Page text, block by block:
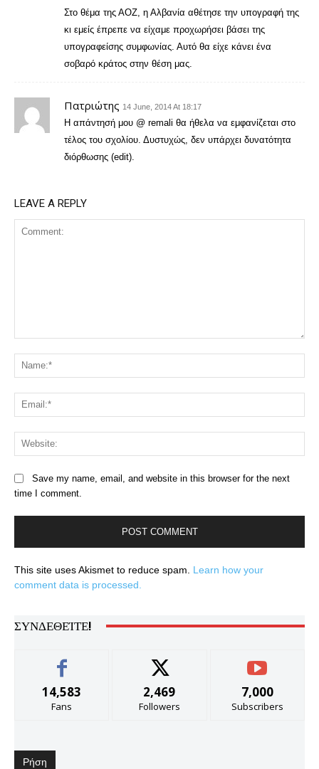
Στο θέμα της ΑΟΖ, η Αλβανία αθέτησε την υπογραφή της
κι εμείς έπρεπε να είχαμε προχωρήσει βάσει της
υπογραφείσης συμφωνίας. Αυτό θα είχε κάνει ένα
σοβαρό κράτος στην θέση μας.
Πατριώτης 14 June, 2014 At 18:17
Η απάντησή μου @ remali θα ήθελα να εμφανίζεται στο
τέλος του σχολίου. Δυστυχώς, δεν υπάρχει δυνατότητα
διόρθωσης (edit).
LEAVE A REPLY
Save my name, email, and website in this browser for the next
time I comment.
This site uses Akismet to reduce spam. Learn how your
comment data is processed.
ΣΥΝΔΕΘΕΊΤΕ!
14,583
Fans
2,469
Followers
7,000
Subscribers
Ρήση